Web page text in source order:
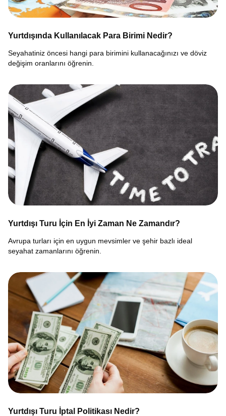
Yurtdışında Kullanılacak Para Birimi Nedir?
Seyahatiniz öncesi hangi para birimini kullanacağınızı ve döviz
değişim oranlarını öğrenin.
Yurtdışı Turu İçin En İyi Zaman Ne Zamandır?
Avrupa turları için en uygun mevsimler ve şehir bazlı ideal
seyahat zamanlarını öğrenin.
Yurtdışı Turu İptal Politikası Nedir?